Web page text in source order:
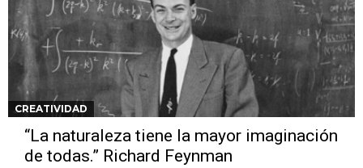
CREATIVIDAD
“La naturaleza tiene la mayor imaginación
de todas.” Richard Feynman